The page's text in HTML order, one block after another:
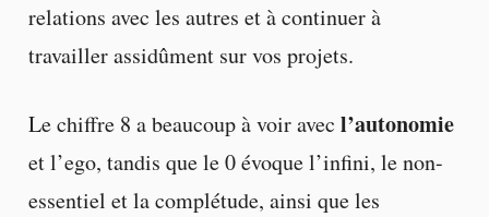
relations avec les autres et à continuer à
travailler assidûment sur vos projets.
Le chiffre 8 a beaucoup à voir avec l’autonomie
et l’ego, tandis que le 0 évoque l’infini, le non-
essentiel et la complétude, ainsi que les